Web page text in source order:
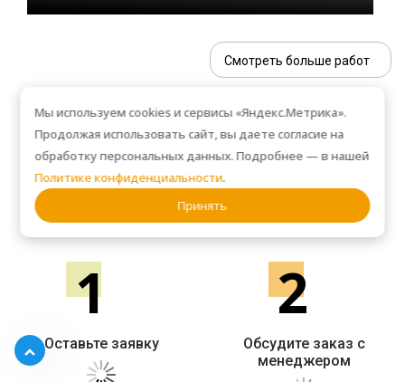
Смотреть больше работ
Как сделать заказ
СХЕМА РАБОТЫ
1
Оставьте заявку
2
Обсудите заказ с
менеджером
Мы используем cookies и сервисы «Яндекс.Метрика».
Продолжая использовать сайт, вы даете согласие на
обработку персональных данных. Подробнее — в нашей
Политике конфиденциальности.
Принять